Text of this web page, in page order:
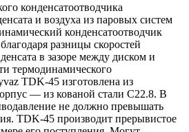
конденсатоотводчика
и воздуха из паровых систем
конденсатоотводчик
разницы скоростей
в зазоре между диском и
термодинамического
TDK-45 изготовлена из
— из кованой стали C22.8. В
не должно превышать
TDK-45 производит прерывистое